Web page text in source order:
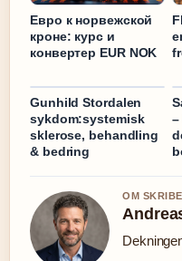
Евро к норвежской
кроне: курс и
конвертер EUR NOK
Gunhild Stordalen
sykdom:systemisk
sklerose, behandling
& bedring
–
OM